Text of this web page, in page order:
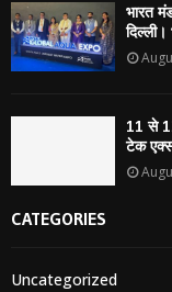
भारत
11 से
टेक
CATEGORIES
Uncategorized